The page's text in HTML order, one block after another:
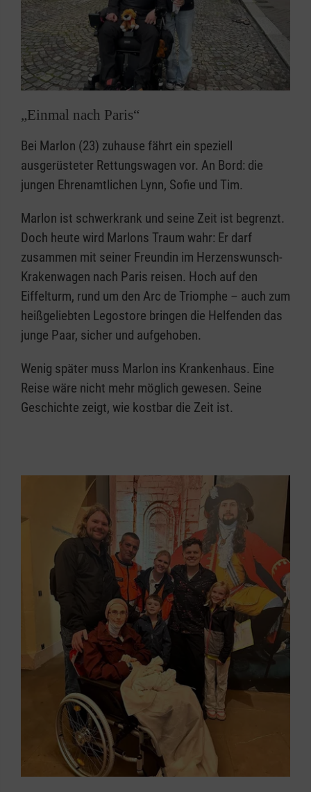
„Einmal nach Paris“
Bei Marlon (23) zuhause fährt ein speziell
ausgerüsteter Rettungswagen vor. An Bord: die
jungen Ehrenamtlichen Lynn, Sofie und Tim.
Marlon ist schwerkrank und seine Zeit ist begrenzt.
Doch heute wird Marlons Traum wahr: Er darf
zusammen mit seiner Freundin im Herzenswunsch-
Krakenwagen nach Paris reisen. Hoch auf den
Eiffelturm, rund um den Arc de Triomphe – auch zum
heißgeliebten Legostore bringen die Helfenden das
junge Paar, sicher und aufgehoben.
Wenig später muss Marlon ins Krankenhaus. Eine
Reise wäre nicht mehr möglich gewesen. Seine
Geschichte zeigt, wie kostbar die Zeit ist.